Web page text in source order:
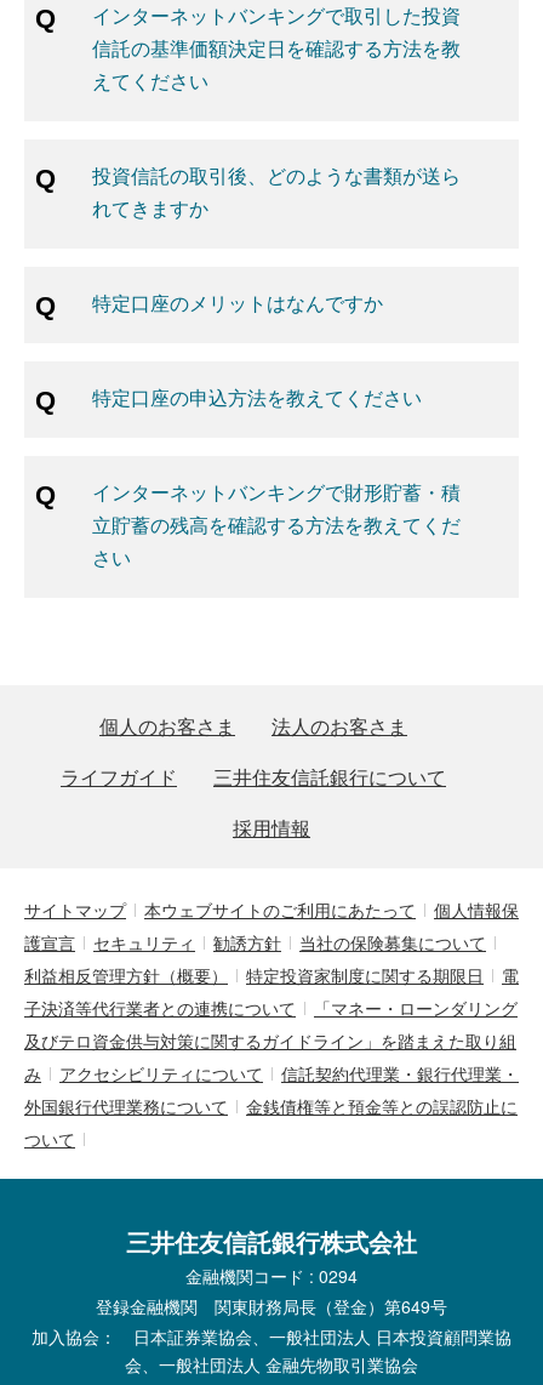
インターネットバンキングで取引した投資
信託の基準価額決定日を確認する方法を教
えてください
投資信託の取引後、どのような書類が送ら
れてきますか
特定口座のメリットはなんですか
特定口座の申込方法を教えてください
インターネットバンキングで財形貯蓄・積
立貯蓄の残高を確認する方法を教えてくだ
さい
個人のお客さま
法人のお客さま
ライフガイド
三井住友信託銀行について
採用情報
サイトマップ 本ウェブサイトのご利用にあたって
個人情報保
護宣言
セキュリティ 勧誘方針
当社の保険募集について
利益相反管理方針（概要）
特定投資家制度に関する期限日
電
子決済等代行業者との連携について
「マネー・ローンダリング
及びテロ資金供与対策に関するガイドライン」を踏まえた取り組
み
アクセシビリティについて
信託契約代理業・銀行代理業・
外国銀行代理業務について
金銭債権等と預金等との誤認防止に
ついて
三井住友信託銀行株式会社
金融機関コード : 0294
登録金融機関 関東財務局長（登金）第649号
加入協会： 日本証券業協会、一般社団法人 日本投資顧問業協
会、一般社団法人 金融先物取引業協会